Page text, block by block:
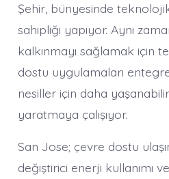
Şehir, bünyesinde
sahipliği yapıyor. Aynı
kalkınmayı sağlamak için
dostu uygulamaları
nesiller için daha
yaratmaya çalışıyor.
San Jose; çevre dostu
değiştirici enerji kullanımı